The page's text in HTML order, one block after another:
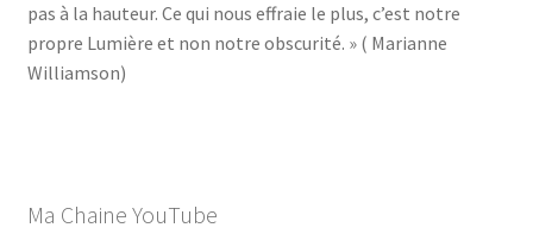
pas à la hauteur. Ce qui nous effraie le plus, c’est notre
propre Lumière et non notre obscurité. » ( Marianne
Williamson)
Ma Chaine YouTube